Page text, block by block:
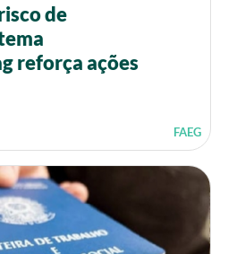
de
reforça ações
FAEG